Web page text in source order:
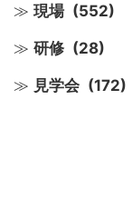
現場 (552)
研修 (28)
見学会 (172)